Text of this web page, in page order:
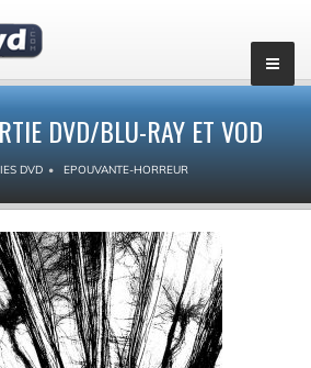
DVD/BLU-RAY ET VOD
DVD EPOUVANTE-HORREUR